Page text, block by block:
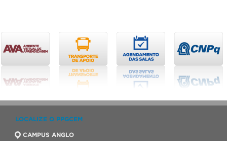
LOCALIZE O PPGCEM
CAMPUS ANGLO